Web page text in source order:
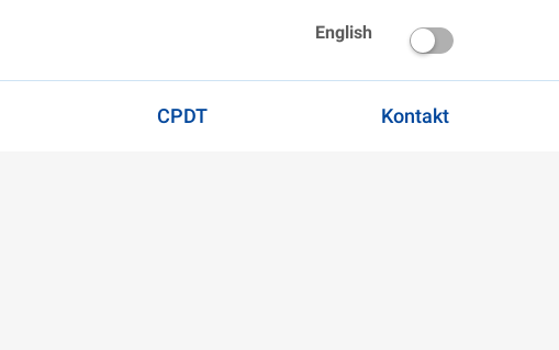
English
CPDT Kontakt